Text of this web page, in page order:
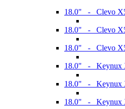
18.0" - Clevo
18.0" - Clevo
18.0" - Clevo
18.0" - Keynux
18.0" - Keynux
18.0" - Keynux